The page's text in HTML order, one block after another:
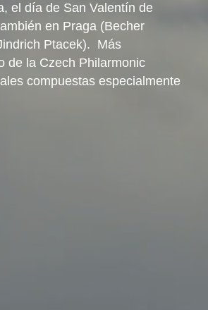
el día de San Valentín de
en Praga (Becher
Ptacek). Más
de la Czech Philarmonic
compuestas especialmente